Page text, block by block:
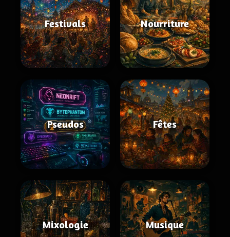
Festivals Nourriture
Pseudos Fêtes
Mixologie Musique